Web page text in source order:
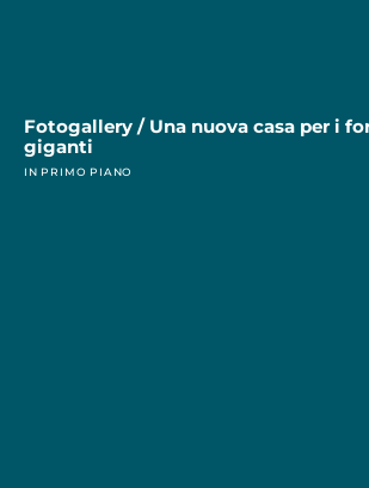
Fotogallery / Una nuova casa per i
giganti
IN PRIMO PIANO